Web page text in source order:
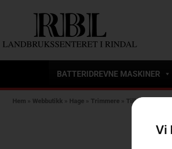
Vi
BATTERIDREVNE MASKINER
Hem » Webbutikk » Hage » Trimmere » Tilbehør